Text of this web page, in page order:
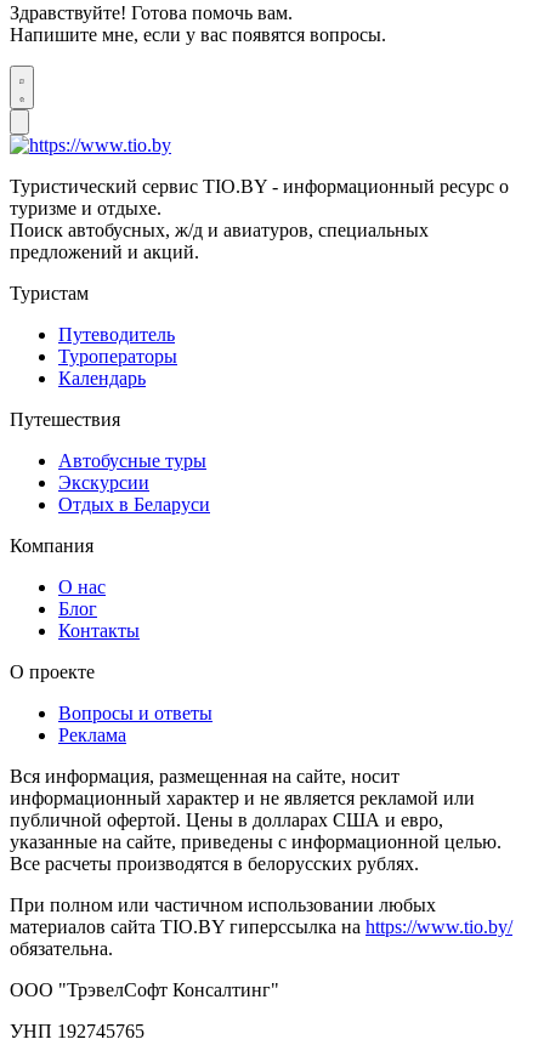
Здравствуйте! Готова помочь вам.
Напишите мне, если у вас появятся вопросы.
Туристический сервис TIO.BY - информационный ресурс о
туризме и отдыхе.
Поиск автобусных, ж/д и авиатуров, специальных
предложений и акций.
Туристам
Путеводитель
Туроператоры
Календарь
Путешествия
Автобусные туры
Экскурсии
Отдых в Беларуси
Компания
О нас
Блог
Контакты
О проекте
Вопросы и ответы
Реклама
Вся информация, размещенная на сайте, носит
информационный характер и не является рекламой или
публичной офертой. Цены в долларах США и евро,
указанные на сайте, приведены с информационной целью.
Все расчеты производятся в белорусских рублях.
При полном или частичном использовании любых
материалов сайта TIO.BY гиперссылка на https://www.tio.by/
обязательна.
ООО "ТрэвелСофт Консалтинг"
УНП 192745765